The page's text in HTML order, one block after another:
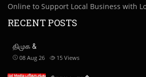
Online to Support Local Business with
RECENT POSTS
திமுக &
08 Aug 26 15 Views